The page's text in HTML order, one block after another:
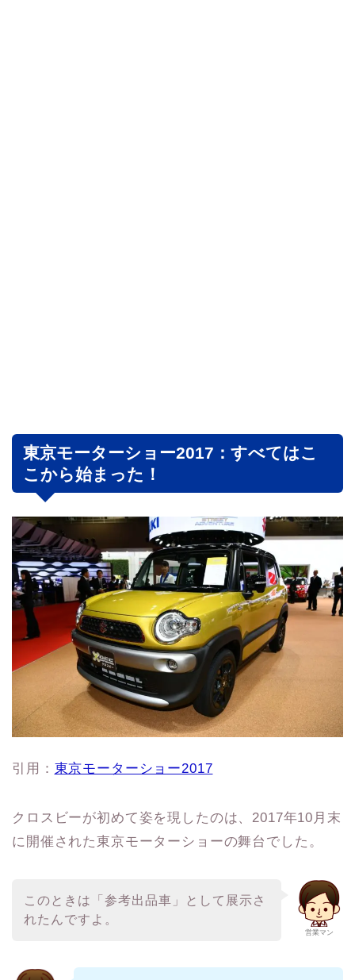
東京モーターショー2017：すべてはこ
こから始まった！
引用： 東京モーターショー2017
クロスビーが初めて姿を現したのは、2017年10月末
に開催された東京モーターショーの舞台でした。
営業マン
このときは「参考出品車」として展示さ
れたんですよ。